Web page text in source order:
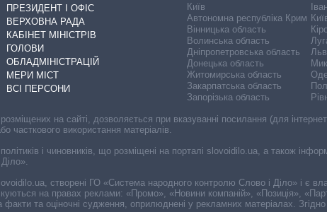
ПРЕЗИДЕНТ І ОФІС
ВЕРХОВНА РАДА
КАБІНЕТ МІНІСТРІВ
ГОЛОВИ
ОБЛАДМІНІСТРАЦІЙ
МЕРИ МІСТ
ВСІ ПЕРСОНИ
Київ
Автономна республіка Крим
Вінницька область
Волинська область
Дніпропетровська область
Донецька область
Житомирська область
Закарпатська область
Запорізька область
на сайті, дозволяється при вказуванні посилання (для
часткового використання матеріалів.
і чиновників, що розміщені на порталі slovoidilo.ua, а також
створені ГО «Система народного контролю Слово і Діло» і є
на правах реклами: «Промо», «Новини компаній», «Позиція»,
факти та оціночні судження, оприлюднені у рекламних матеріалах.